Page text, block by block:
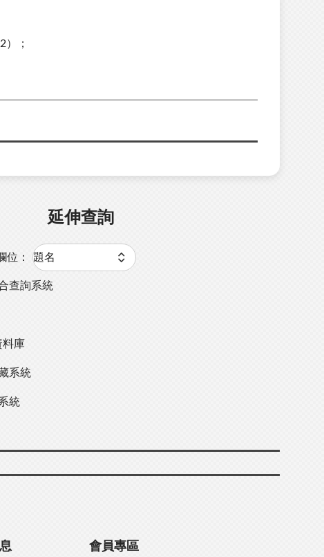
；
延伸查詢
位：
查詢系統
料庫
系統
統
會員專區